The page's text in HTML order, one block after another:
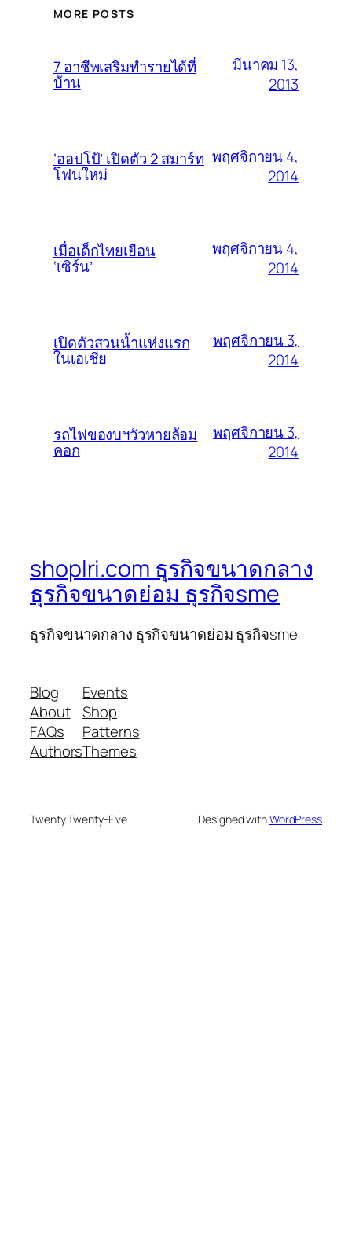
MORE POSTS
7 อาชีพเสริมทำรายได้ที่
บ้าน
มีนาคม 13,
2013
‘ออปโป้’ เปิดตัว 2 สมาร์ท
โฟนใหม่
พฤศจิกายน 4,
2014
เมื่อเด็กไทยเยือน
‘เซิร์น’
พฤศจิกายน 4,
2014
เปิดตัวสวนน้ำแห่งแรก
ในเอเชีย
พฤศจิกายน 3,
2014
รถไฟของบฯวัวหายล้อม
คอก
พฤศจิกายน 3,
2014
shoplri.com ธุรกิจขนาดกลาง
ธุรกิจขนาดย่อม ธุรกิจsme
ธุรกิจขนาดกลาง ธุรกิจขนาดย่อม ธุรกิจsme
Blog
About
FAQs
Authors
Events
Shop
Patterns
Themes
Twenty Twenty-Five Designed withWordPress